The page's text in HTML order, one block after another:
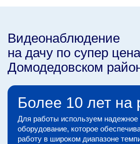
Видеонаблюдение
на дачу по супер
Домодедовском
Более 10 лет на
Для работы используем надежное
оборудование, которое
работу в широком диапазоне